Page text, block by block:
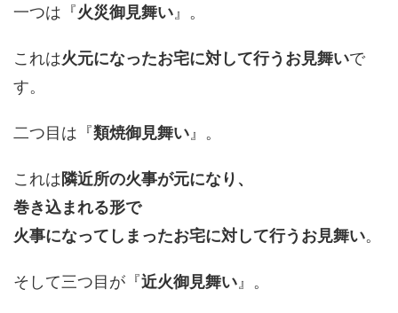
一つは『火災御見舞い 』。
これは火元になったお宅に対して行うお見舞いで
す。
二つ目は『類焼御見舞い 』。
これは隣近所の火事が元になり、
巻き込まれる形で
火事になってしまったお宅に対して行うお見舞い。
そして三つ目が『近火御見舞い 』。